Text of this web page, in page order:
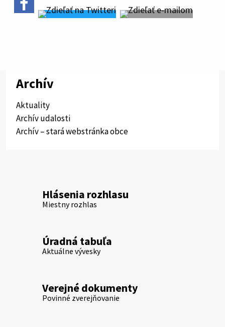
Archív
Aktuality
Archív udalosti
Archív – stará webstránka obce
Hlásenia rozhlasu
Miestny rozhlas
Úradná tabuľa
Aktuálne vývesky
Verejné dokumenty
Povinné zverejňovanie